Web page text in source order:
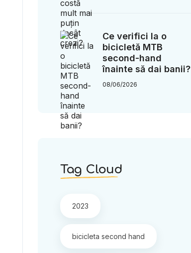
Ce verifici la o
bicicletă MTB
second-hand
înainte să dai banii?
08/06/2026
Tag Cloud
2023
bicicleta second hand